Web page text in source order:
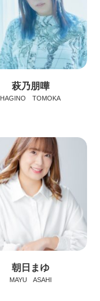
萩乃朋嘩
HAGINO TOMOKA
朝日まゆ
MAYU ASAHI